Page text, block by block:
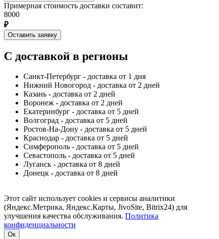
Примерная стоимость доставки составит:
8000
₽
Оставить заявку
С доставкой в регионы
Санкт-Петербург - доставка от 1 дня
Нижний Новогород - доставка от 2 дней
Казань - доставка от 2 дней
Воронеж - доставка от 2 дней
Екатеринбург - доставка от 5 дней
Волгоград - доставка от 5 дней
Ростов-На-Дону - доставка от 5 дней
Краснодар - доставка от 5 дней
Симферополь - доставка от 5 дней
Севастополь - доставка от 5 дней
Луганск - доставка от 8 дней
Донецк - доставка от 8 дней
Этот сайт использует cookies и сервисы аналитики
(Яндекс.Метрика, Яндекс.Карты, JivoSite, Bitrix24) для
улучшения качества обслуживания. Политика
конфиденциальности
Ок